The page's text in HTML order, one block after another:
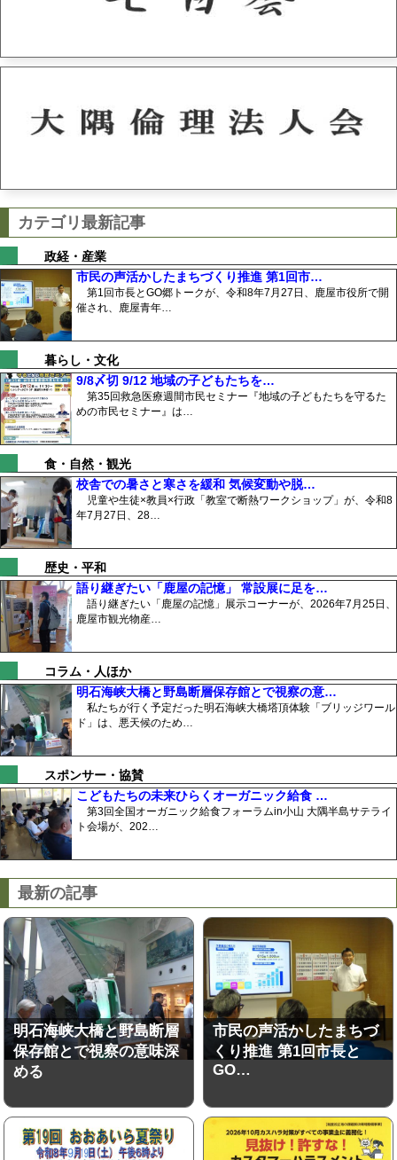
カテゴリ最新記事
政経・産業
市民の声活かしたまちづくり推進 第1回市…
第1回市長とGO郷トークが、令和8年7月27日、鹿屋市役所で開
催され、鹿屋青年…
暮らし・文化
9/8〆切 9/12 地域の子どもたちを…
第35回救急医療週間市民セミナー『地域の子どもたちを守るた
めの市民セミナー』は…
食・自然・観光
校舎での暑さと寒さを緩和 気候変動や脱…
児童や生徒×教員×行政「教室で断熱ワークショップ」が、令和8
年7月27日、28…
歴史・平和
語り継ぎたい「鹿屋の記憶」 常設展に足を…
語り継ぎたい「鹿屋の記憶」展示コーナーが、2026年7月25日、
鹿屋市観光物産…
コラム・人ほか
明石海峡大橋と野島断層保存館とで視察の意…
私たちが行く予定だった明石海峡大橋塔頂体験「ブリッジワール
ド」は、悪天候のため…
スポンサー・協賛
こどもたちの未来ひらくオーガニック給食 …
第3回全国オーガニック給食フォーラムin小山 大隅半島サテライ
ト会場が、202…
最新の記事
明石海峡大橋と野島断層
保存館とで視察の意味深
める
市民の声活かしたまちづ
くり推進 第1回市長と
GO…